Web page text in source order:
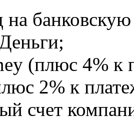
на
(плюс 4% к
2% к
счет